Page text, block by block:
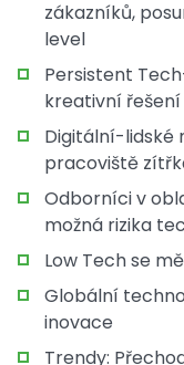
zákazníků,
level
Persistent
kreativní řešení
Digitální-lidské
pracoviště
Odborníci v
možná rizika
Low Tech se
Globální
inovace
Trendy: